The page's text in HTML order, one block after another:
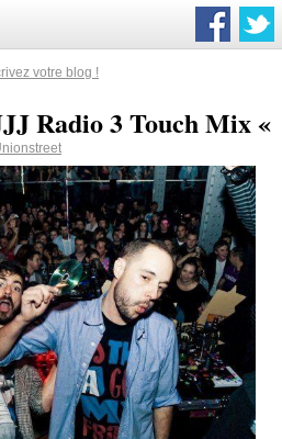
votre blog !
Radio 3 Touch Mix «